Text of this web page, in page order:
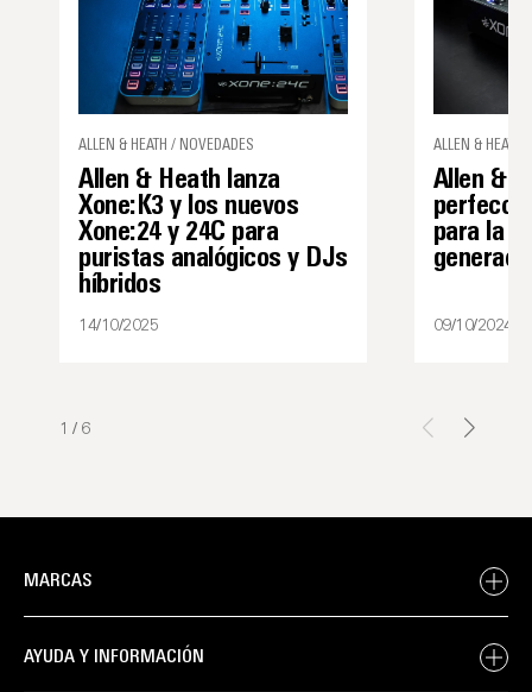
ALLEN & HEATH / NOVEDADES
Allen & Heath lanza
Xone:K3 y los nuevos
Xone:24 y 24C para
puristas analógicos y DJs
híbridos
14/10/2025
ALLEN & HEATH
Allen &
para la
09/10/2024
1 / 6
MARCAS
AYUDA Y INFORMACIÓN